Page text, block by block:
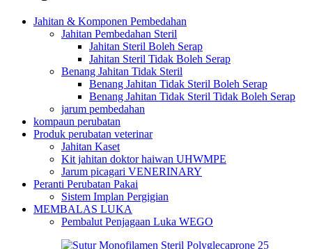
Jahitan & Komponen Pembedahan
Jahitan Pembedahan Steril
Jahitan Steril Boleh Serap
Jahitan Steril Tidak Boleh Serap
Benang Jahitan Tidak Steril
Benang Jahitan Tidak Steril Boleh Serap
Benang Jahitan Tidak Steril Tidak Boleh Serap
jarum pembedahan
kompaun perubatan
Produk perubatan veterinar
Jahitan Kaset
Kit jahitan doktor haiwan UHWMPE
Jarum picagari VENERINARY
Peranti Perubatan Pakai
Sistem Implan Pergigian
MEMBALAS LUKA
Pembalut Penjagaan Luka WEGO